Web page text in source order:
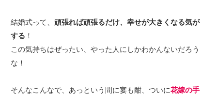
結婚式って、頑張れば頑張るだけ、幸せが大きくなる気が
する ！
この気持ちはぜったい、やった人にしかわかんないだろう
な！
そんなこんなで、あっという間に宴も酣、ついに花嫁の手